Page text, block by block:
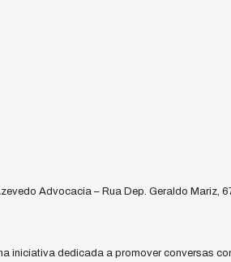
Advocacia – Rua Dep. Geraldo Mariz,
iniciativa dedicada a promover conversas